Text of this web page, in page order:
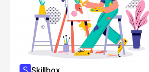
Skillbox